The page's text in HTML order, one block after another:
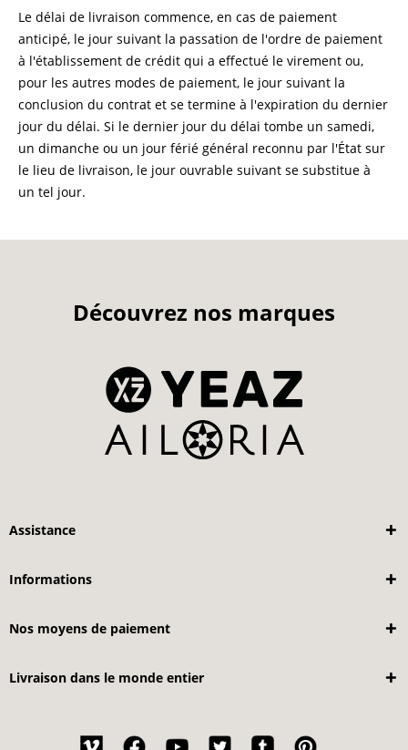
Le délai de livraison commence, en cas de paiement
anticipé, le jour suivant la passation de l'ordre de paiement
à l'établissement de crédit qui a effectué le virement ou,
pour les autres modes de paiement, le jour suivant la
conclusion du contrat et se termine à l'expiration du dernier
jour du délai. Si le dernier jour du délai tombe un samedi,
un dimanche ou un jour férié général reconnu par l'État sur
le lieu de livraison, le jour ouvrable suivant se substitue à
un tel jour.
Découvrez nos marques
Assistance
Informations
Nos moyens de paiement
Livraison dans le monde entier